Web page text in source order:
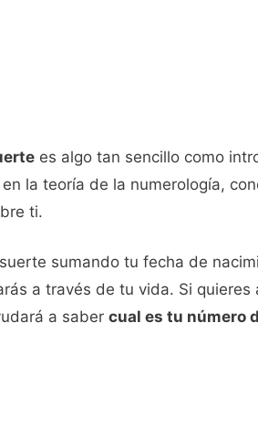
es algo tan sencillo como
la teoría de la numerología,
ti.
sumando tu fecha de
a través de tu vida. Si
a saber cual es tu número